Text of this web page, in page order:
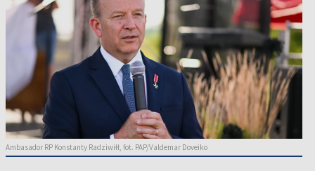
Ambasador RP Konstanty Radziwiłł, fot. PAP/Valdemar Doveiko